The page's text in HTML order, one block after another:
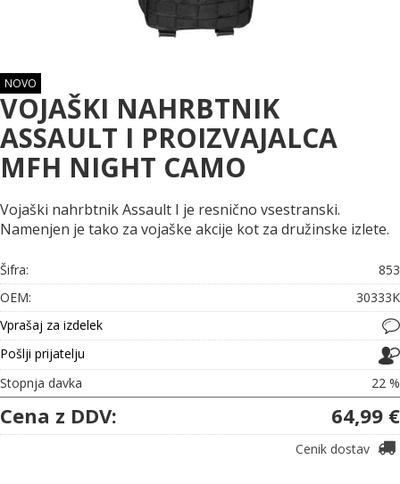
NOVO
VOJAŠKI NAHRBTNIK
ASSAULT I PROIZVAJALCA
MFH NIGHT CAMO
Vojaški nahrbtnik Assault I je resnično vsestranski.
Namenjen je tako za vojaške akcije kot za družinske izlete.
Šifra:
853
OEM:
30333K
Vprašaj za izdelek
Pošlji prijatelju
Stopnja davka
22 %
Cena z DDV: 64,99 €
Cenik dostav